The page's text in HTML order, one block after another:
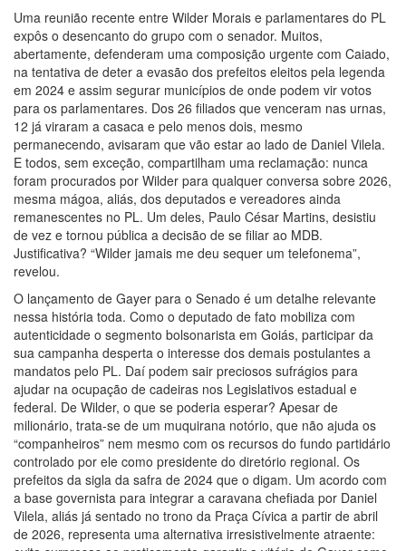
Uma reunião recente entre Wilder Morais e parlamentares do PL
expôs o desencanto do grupo com o senador. Muitos,
abertamente, defenderam uma composição urgente com Caiado,
na tentativa de deter a evasão dos prefeitos eleitos pela legenda
em 2024 e assim segurar municípios de onde podem vir votos
para os parlamentares. Dos 26 filiados que venceram nas urnas,
12 já viraram a casaca e pelo menos dois, mesmo
permanecendo, avisaram que vão estar ao lado de Daniel Vilela.
E todos, sem exceção, compartilham uma reclamação: nunca
foram procurados por Wilder para qualquer conversa sobre 2026,
mesma mágoa, aliás, dos deputados e vereadores ainda
remanescentes no PL. Um deles, Paulo César Martins, desistiu
de vez e tornou pública a decisão de se filiar ao MDB.
Justificativa? “Wilder jamais me deu sequer um telefonema”,
revelou.
O lançamento de Gayer para o Senado é um detalhe relevante
nessa história toda. Como o deputado de fato mobiliza com
autenticidade o segmento bolsonarista em Goiás, participar da
sua campanha desperta o interesse dos demais postulantes a
mandatos pelo PL. Daí podem sair preciosos sufrágios para
ajudar na ocupação de cadeiras nos Legislativos estadual e
federal. De Wilder, o que se poderia esperar? Apesar de
milionário, trata-se de um muquirana notório, que não ajuda os
“companheiros” nem mesmo com os recursos do fundo partidário
controlado por ele como presidente do diretório regional. Os
prefeitos da sigla da safra de 2024 que o digam. Um acordo com
a base governista para integrar a caravana chefiada por Daniel
Vilela, aliás já sentado no trono da Praça Cívica a partir de abril
de 2026, representa uma alternativa irresistivelmente atraente: